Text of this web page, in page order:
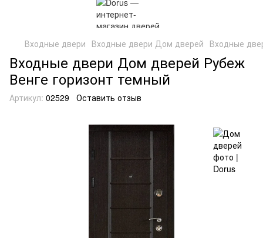
Входные двери Входные двери Дом дверей Входные
Входные двери Дом дверей Рубеж
Венге горизонт темный
Артикул: 02529 Оставить отзыв